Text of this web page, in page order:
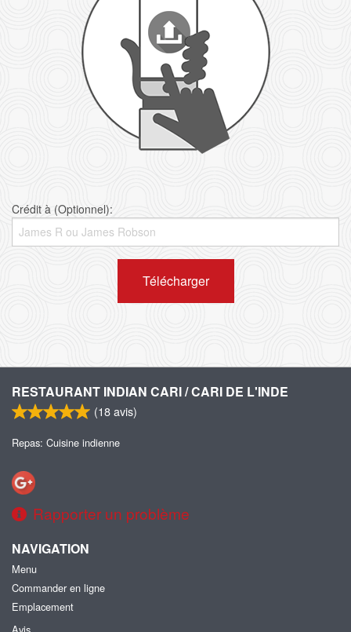
Crédit à (Optionnel):
Télécharger
RESTAURANT INDIAN CARI / CARI DE L'INDE
(18avis)
Repas: Cuisine indienne
Rapporter un problème
NAVIGATION
Menu
Commander en ligne
Emplacement